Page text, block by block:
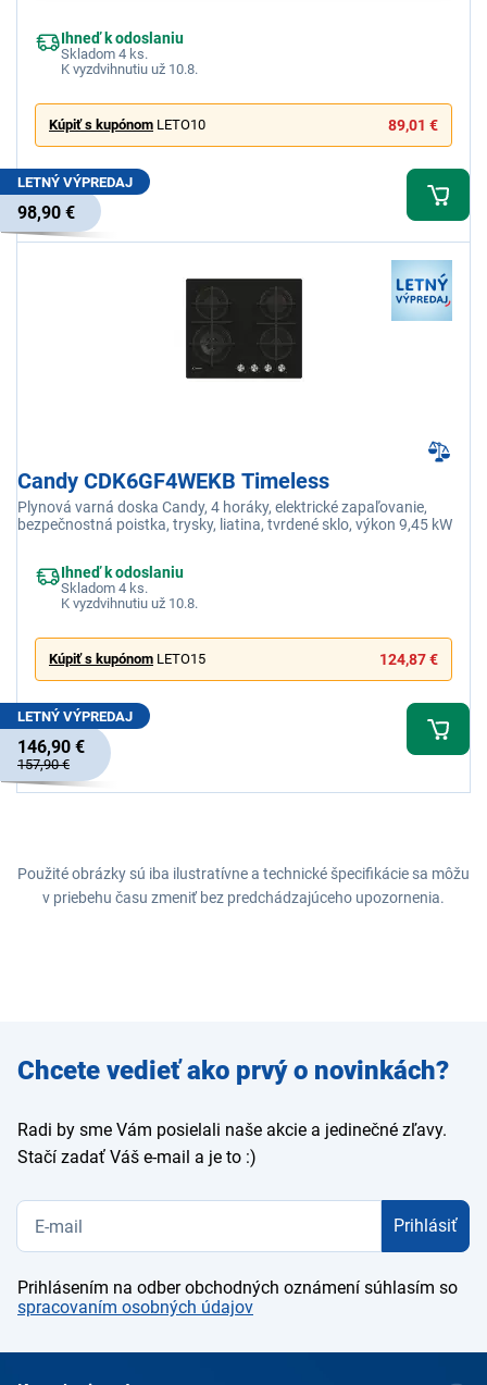
Ihneď k odoslaniu
Skladom 4 ks.
K vyzdvihnutiu už 10.8.
Kúpiť s kupónom LETO10 89,01 €
LETNÝ VÝPREDAJ
98,90 €
Candy CDK6GF4WEKB Timeless
Plynová varná doska Candy, 4 horáky, elektrické zapaľovanie,
bezpečnostná poistka, trysky, liatina, tvrdené sklo, výkon 9,45 kW
Ihneď k odoslaniu
Skladom 4 ks.
K vyzdvihnutiu už 10.8.
Kúpiť s kupónom LETO15 124,87 €
LETNÝ VÝPREDAJ
146,90 €
157,90 €
Použité obrázky sú iba ilustratívne a technické špecifikácie sa môžu
v priebehu času zmeniť bez predchádzajúceho upozornenia.
Zadajte
e-mail
Chcete vedieť ako prvý o novinkách?
Radi by sme Vám posielali naše akcie a jedinečné zľavy.
Stačí zadať Váš e-mail a je to :)
Prihlásiť
Prihlásením na odber obchodných oznámení súhlasím so
spracovaním osobných údajov